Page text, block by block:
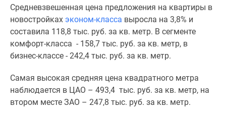
комнатные
Квартиры
карте
калькулятор
Семейная
ипотека
Средневзвешенная цена предложения на квартиры в
новостройках эконом-класса выросла на 3,8% и
составила 118,8 тыс. руб. за кв. метр. В сегменте
комфорт-класса - 158,7 тыс. руб. за кв. метр, в
бизнес-классе - 242,4 тыс. руб. за кв. метр.
Самая высокая средняя цена квадратного метра
наблюдается в ЦАО – 493,4 тыс. руб. за кв. метр, на
втором месте ЗАО – 247,8 тыс. руб. за кв. метр.